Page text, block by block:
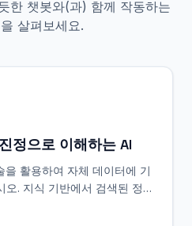
한 챗봇와(과) 함께 작동하는
살펴보세요.
정으로 이해하는 AI
을 활용하여 자체 데이터에 기
오. 지식 기반에서 검색된 정